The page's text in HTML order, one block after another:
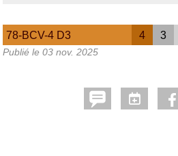
78-BCV-4 D3 4 3
Publié le 03 nov. 2025